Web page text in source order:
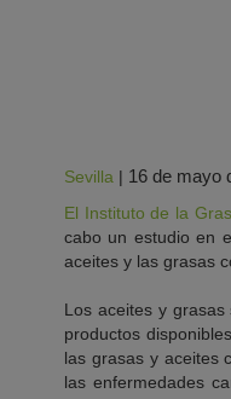
Sevilla | 16 de mayo
El Instituto de la
cabo un estudio en
aceites y las grasas
Los aceites y
productos
las grasas y aceites
las enfermedades